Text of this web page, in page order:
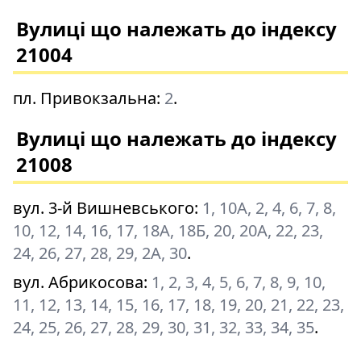
Вулиці що належать до індексу
21004
пл. Привокзальна: 2.
Вулиці що належать до індексу
21008
вул. 3-й Вишневського: 1, 10А, 2, 4, 6, 7, 8,
10, 12, 14, 16, 17, 18А, 18Б, 20, 20А, 22, 23,
24, 26, 27, 28, 29, 2А, 30.
вул. Абрикосова: 1, 2, 3, 4, 5, 6, 7, 8, 9, 10,
11, 12, 13, 14, 15, 16, 17, 18, 19, 20, 21, 22, 23,
24, 25, 26, 27, 28, 29, 30, 31, 32, 33, 34, 35.